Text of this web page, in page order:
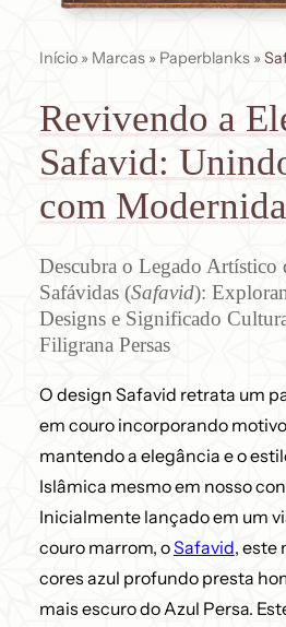
Início» Marcas» Paperblanks»
Revivendo a
Safavid:
com
Descubra o Legado Artístico
Safávidas (Safavid):
Designs e Significado
Filigrana Persas
O design Safavid retrata um
em couro incorporando
mantendo a elegância e o
Islâmica mesmo em nosso
Inicialmente lançado em um
couro marrom, oSafavid, este
cores azul profundo presta
mais escuro do Azul Persa.